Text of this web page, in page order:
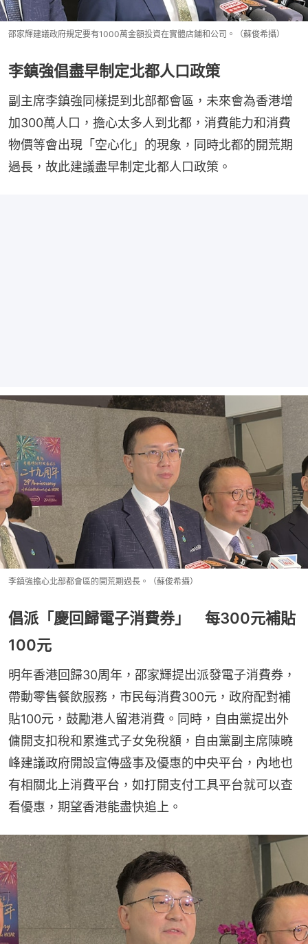
邵家輝建議政府規定要有1000萬金額投資在實體店鋪和公司。（蘇俊希攝）
李鎮強倡盡早制定北都人口政策
副主席李鎮強同樣提到北部都會區，未來會為香港增
加300萬人口，擔心太多人到北都，消費能力和消費
物價等會出現「空心化」的現象，同時北都的開荒期
過長，故此建議盡早制定北都人口政策。
李鎮強擔心北部都會區的開荒期過長。（蘇俊希攝）
倡派「慶回歸電子消費券」 每300元補貼
100元
明年香港回歸30周年，邵家輝提出派發電子消費券，
帶動零售餐飲服務，市民每消費300元，政府配對補
貼100元，鼓勵港人留港消費。同時，自由黨提出外
傭開支扣稅和累進式子女免稅額，自由黨副主席陳曉
峰建議政府開設宣傳盛事及優惠的中央平台，內地也
有相關北上消費平台，如打開支付工具平台就可以查
看優惠，期望香港能盡快追上。